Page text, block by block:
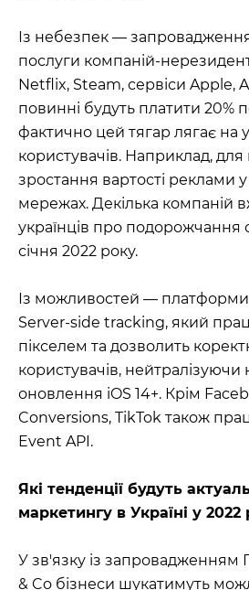
Із небезпек —
послуги компаній-
Netflix, Steam, сервіси Apple,
повинні будуть платити 20%
фактично цей тягар лягає на
користувачів. Наприклад, для
зростання вартості реклами
мережах. Декілька компаній
українців про подорожчання
січня 2022 року.
Із можливостей —
Server-side tracking, який
пікселем та дозволить
користувачів, нейтралізуючи
оновлення iOS 14+. Крім
Conversions, TikTok також
Event API.
Які тенденції будуть
маркетингу в Україні у 2022
У зв'язку із
& Co бізнеси шукатимуть